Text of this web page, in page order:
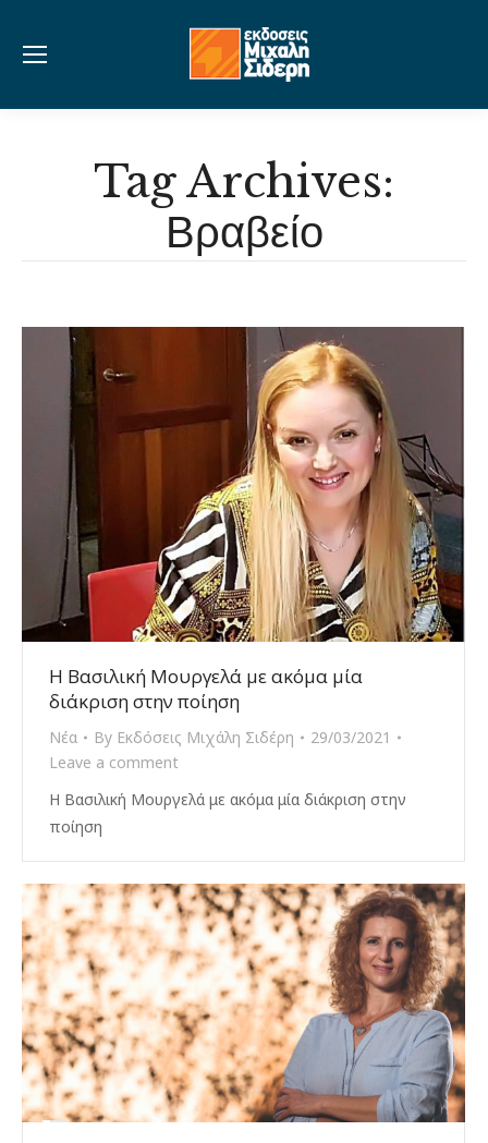
Tag Archives:
Βραβείο
Η Βασιλική Μουργελά με ακόμα μία
διάκριση στην ποίηση
Νέα By Εκδόσεις Μιχάλη Σιδέρη
29/03/2021
Leave a comment
Η Βασιλική Μουργελά με ακόμα μία διάκριση στην
ποίηση